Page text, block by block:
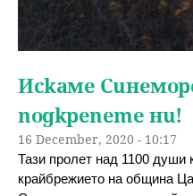
Искаме
подкрепете ни!
16 December, 2020 - 10:17
Тази пролет над 1100 души
крайбрежието на община